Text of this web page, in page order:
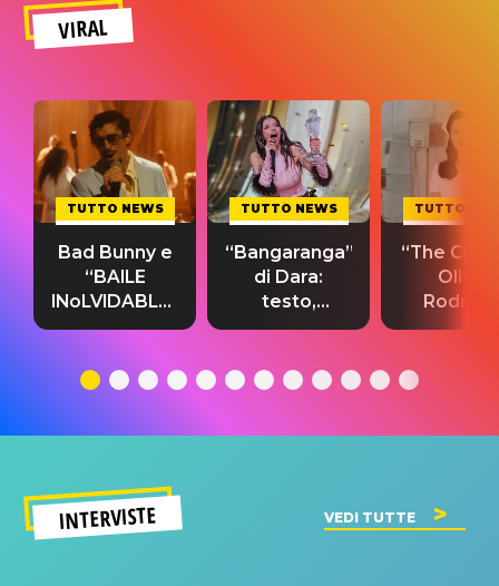
VIRAL
TUTTO NEWS
Bad Bunny e
“BAILE
INoLVIDABLE”:
testo,
significato
TUTTO NEWS
“Bangaranga”
di Dara:
testo,
traduzione e
del singolo
TUTTO
“The
Olivia
testo,
INTERVISTE VEDI TUTTE